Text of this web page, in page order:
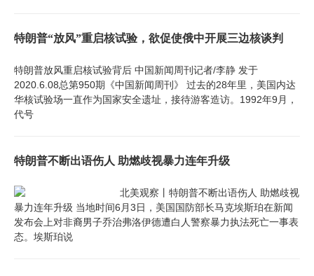
特朗普“放风”重启核试验，欲促使俄中开展三边核谈判
特朗普放风重启核试验背后 中国新闻周刊记者/李静 发于
2020.6.08总第950期《中国新闻周刊》 过去的28年里，美国内达
华核试验场一直作为国家安全遗址，接待游客造访。1992年9月，
代号
特朗普不断出语伤人 助燃歧视暴力连年升级
北美观察丨特朗普不断出语伤人 助燃歧视
暴力连年升级 当地时间6月3日，美国国防部长马克埃斯珀在新闻
发布会上对非裔男子乔治弗洛伊德遭白人警察暴力执法死亡一事表
态。埃斯珀说